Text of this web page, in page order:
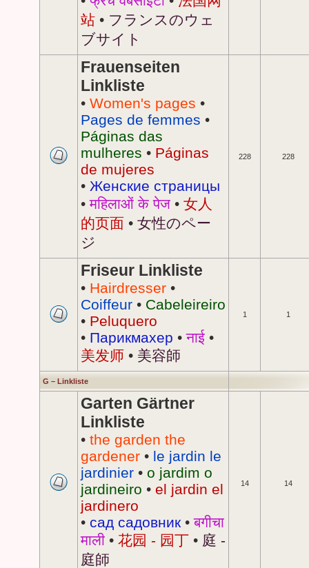
站 • フランスのウェ
ブサイト
Frauenseiten
Linkliste
• Women's pages •
Pages de femmes •
Páginas das
mulheres • Páginas
de mujeres
• Женские страницы
•महिलाओं के पेज • 女人
的页面 • 女性のペー
ジ
228 228
Friseur Linkliste
• Hairdresser •
Coiffeur • Cabeleireiro
• Peluquero
• Парикмахер •नाई •
美发师 • 美容師
1 1
G – Linkliste
Garten Gärtner
Linkliste
• the garden the
gardener • le jardin le
jardinier • o jardim o
jardineiro • el jardin el
jardinero
• сад садовник •बगीचा
माली • 花园 - 园丁 • 庭 -
庭師
14 14